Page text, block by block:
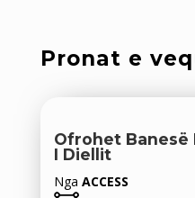
Pronat e
Ofrohet Banesë
I Diellit
Nga ACCESS